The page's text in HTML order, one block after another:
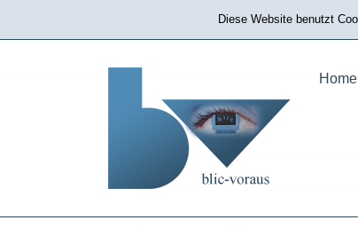
springen
Mobil erreichbar: 0171 514 76 86 | bp@blic-
Home
Diese Website benutzt